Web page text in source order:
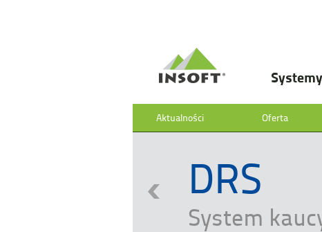
Aktualności Oferta
DRS
System